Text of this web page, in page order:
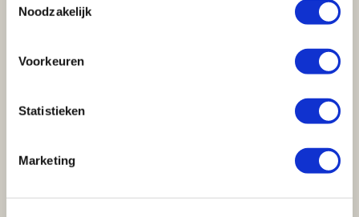
Noodzakelijk
Voorkeuren
Statistieken
Marketing